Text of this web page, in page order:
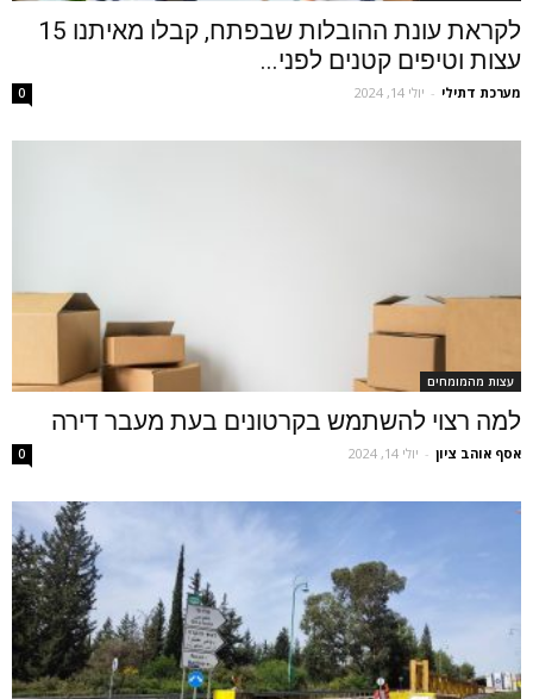
לקראת עונת ההובלות שבפתח, קבלו מאיתנו 15
עצות וטיפים קטנים לפני...
מערכת דתילי - יולי 14, 2024 0
עצות מהמומחים
למה רצוי להשתמש בקרטונים בעת מעבר דירה
אסף אוהב ציון - יולי 14, 2024 0